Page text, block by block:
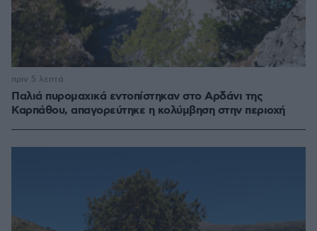
Παλιά πυρομαχικά εντοπίστηκαν στο Αρδάνι της
Καρπάθου, απαγορεύτηκε η κολύμβηση στην περιοχή
πριν 5 λεπτά